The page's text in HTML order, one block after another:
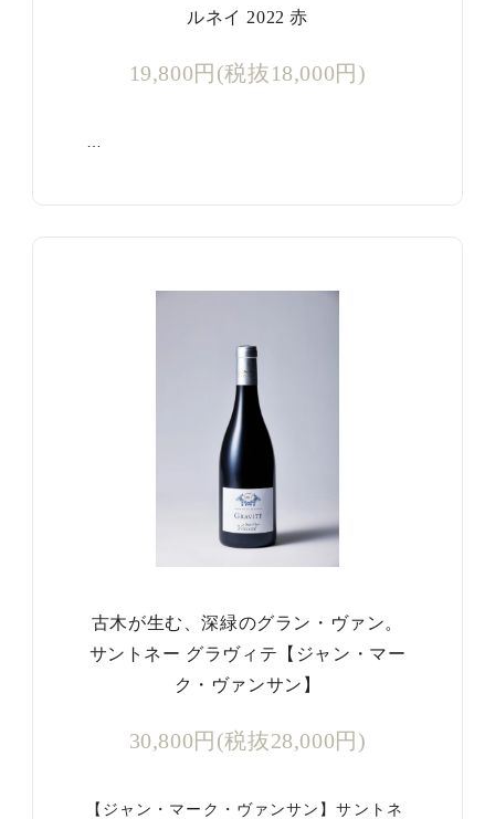
ルネイ 2022 赤
19,800円(税抜18,000円)
古木が生む、深緑のグラン・ヴァン。
サントネー グラヴィテ【ジャン・マー
ク・ヴァンサン】
30,800円(税抜28,000円)
【ジャン・マーク・ヴァンサン】サントネ